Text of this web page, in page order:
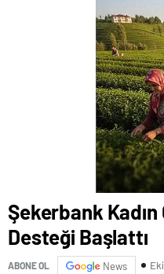
Şekerbank
Desteği Başlattı
ABONE OL News